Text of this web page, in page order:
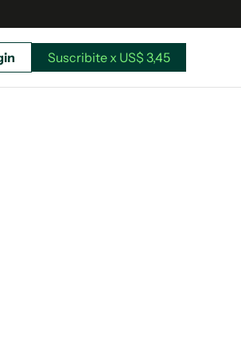
Suscribite x US$ 3,45